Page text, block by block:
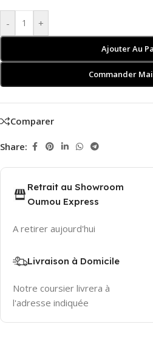
- +
Ajouter Au
Commander
Comparer
Share:
Retrait au Showroom
Oumou Express
A retirer aujourd'hui
Livraison à Domicile
Notre coursier livrera à
l'adresse indiquée